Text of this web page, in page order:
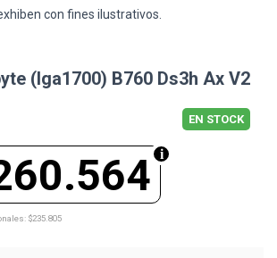
con fines ilustrativos.
(lga1700) B760 Ds3h Ax V2
EN STOCK
$235.805